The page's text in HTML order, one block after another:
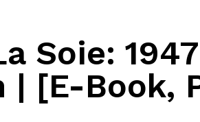
Soie:
| [E-Book,